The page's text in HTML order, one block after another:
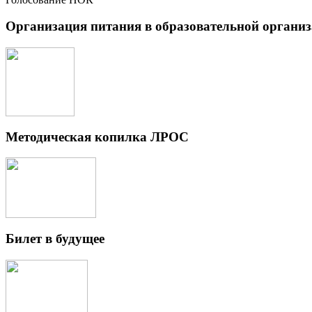
Организация питания в образовательной
Методическая копилка ЛРОС
Билет в будущее